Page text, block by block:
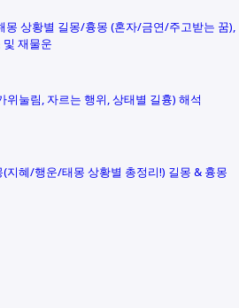
몽 상황별 길몽/흉몽 (혼자/금연/주고받는 꿈),
재물운
위눌림, 자르는 행위, 상태별 길흉) 해석
(지혜/행운/태몽 상황별 총정리!) 길몽 & 흉몽